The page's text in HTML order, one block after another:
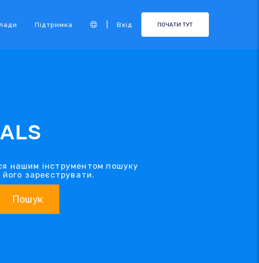
Підтримка Вхід ПОЧАТИ ТУТ
нашим інструментом пошуку
зареєструвати.
Пошук